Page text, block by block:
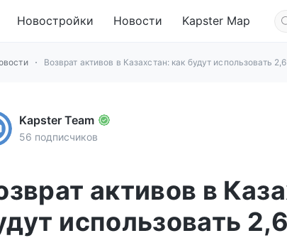
Новостройки Новости Kapster Map
Возврат активов в Казахстан: как будут использовать
Kapster Team
56 подписчиков
активов в
использовать